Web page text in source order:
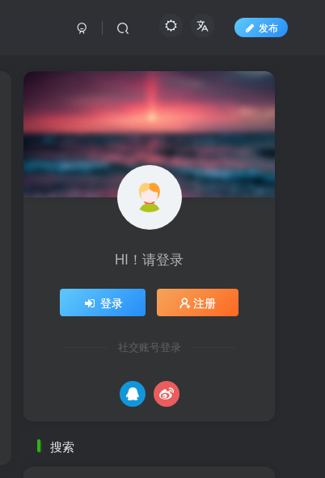
发布
HI！请登录
登录 注册
社交账号登录
搜索